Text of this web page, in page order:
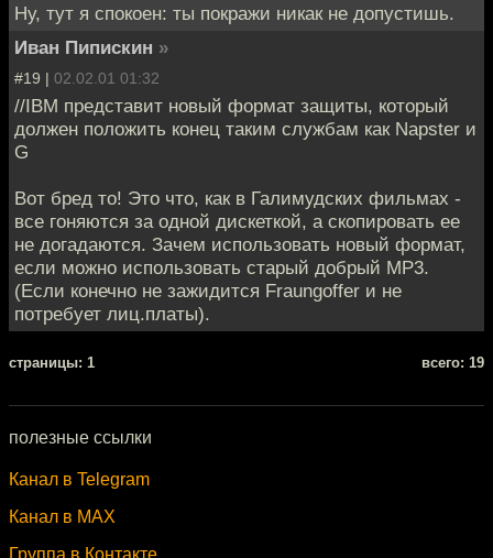
Ну, тут я спокоен: ты покражи никак не допустишь.
Иван Пипискин »
#19 | 02.02.01 01:32
//IBM представит новый формат защиты, который
должен положить конец таким службам как Napster и
G
Вот бред то! Это что, как в Галимудских фильмах -
все гоняются за одной дискеткой, а скопировать ее
не догадаются. Зачем использовать новый формат,
если можно использовать старый добрый MP3.
(Если конечно не зажидится Fraungoffer и не
потребует лиц.платы).
cтраницы: 1 всего: 19
полезные ссылки
Канал в Telegram
Канал в MAX
Группа в Контакте